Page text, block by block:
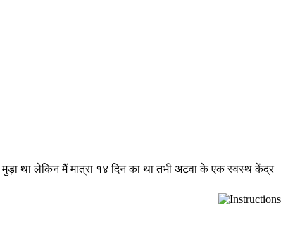
मुड़ा था लेकिन मैं मात्रा १४ दिन का था तभी अटवा के एक स्वस्थ केंद्र